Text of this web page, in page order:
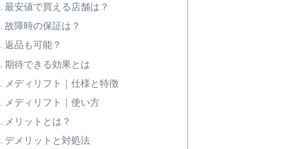
最安値で買える店舗は？
故障時の保証は？
返品も可能？
期待できる効果とは
メディリフト｜仕様と特徴
メディリフト｜使い方
メリットとは？
デメリットと対処法